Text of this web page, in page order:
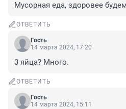
Мусорная еда, здоровее
ОТВЕТИТЬ
Гость
14 марта 2024, 17:20
3 яйца? Много.
ОТВЕТИТЬ
Гость
14 марта 2024, 15:11